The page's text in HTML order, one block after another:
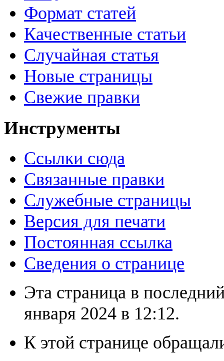
Формат статей
Качественные статьи
Случайная статья
Новые страницы
Свежие правки
Инструменты
Ссылки сюда
Связанные правки
Служебные страницы
Версия для печати
Постоянная ссылка
Сведения о странице
Эта страница в
января 2024 в 12:12.
К этой странице